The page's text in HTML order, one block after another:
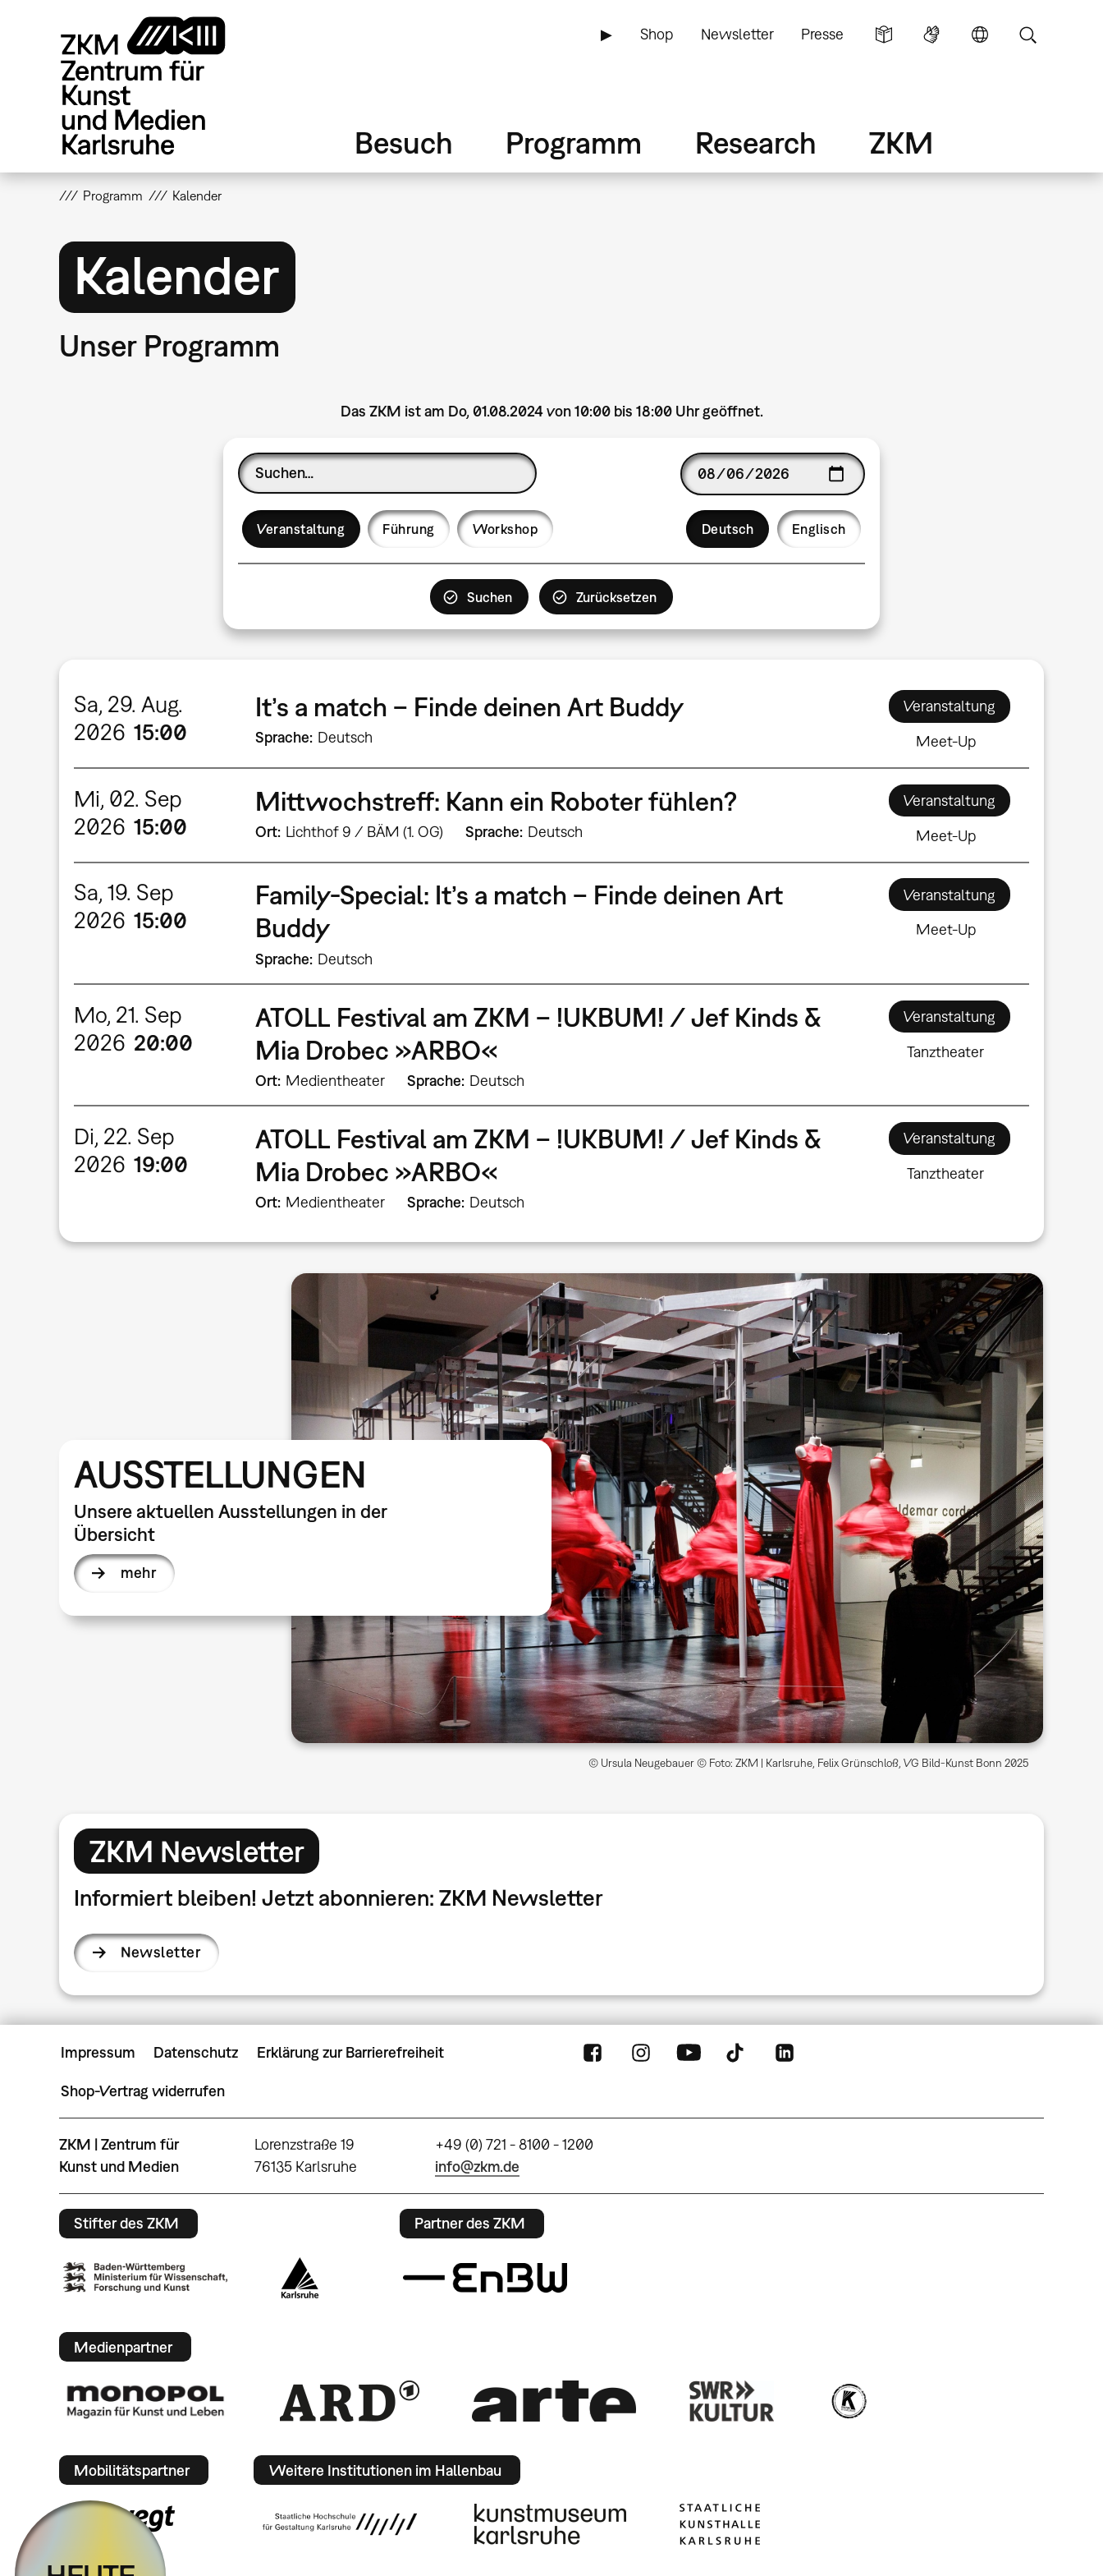
▶ Shop Newsletter Presse
Besuch Programm Research ZKM
Programm Kalender
Kalender
Unser Programm
Das ZKM ist am Do, 01.08.2024 von 10:00 bis 18:00 Uhr geöffnet.
Date
Veranstaltung Führung Workshop Language
Deutsch Englisch
Sa, 29. Aug.
2026 15:00
It’s a match – Finde deinen Art Buddy
Sprache Deutsch
Veranstaltung
Meet-Up
Mi, 02. Sep
2026 15:00
Mittwochstreff: Kann ein Roboter fühlen?
Ort Lichthof 9 / BÄM (1. OG) Sprache Deutsch
Veranstaltung
Meet-Up
Sa, 19. Sep
2026 15:00
Family-Special: It’s a match – Finde deinen Art
Buddy
Sprache Deutsch
Veranstaltung
Meet-Up
Mo, 21. Sep
2026 20:00
ATOLL Festival am ZKM – !UKBUM! / Jef Kinds &
Mia Drobec »ARBO«
Ort Medientheater Sprache Deutsch
Veranstaltung
Tanztheater
Di, 22. Sep
2026 19:00
ATOLL Festival am ZKM – !UKBUM! / Jef Kinds &
Mia Drobec »ARBO«
Ort Medientheater Sprache Deutsch
Veranstaltung
Tanztheater
AUSSTELLUNGEN
Unsere aktuellen Ausstellungen in der
Übersicht
mehr
© Ursula Neugebauer © Foto: ZKM | Karlsruhe, Felix Grünschloß, VG Bild-Kunst Bonn 2025
ZKM Newsletter
Informiert bleiben! Jetzt abonnieren: ZKM Newsletter
Newsletter
Impressum Datenschutz Erklärung zur Barrierefreiheit
Shop-Vertrag widerrufen
ZKM | Zentrum für
Kunst und Medien
Lorenzstraße 19
76135 Karlsruhe
+49 (0) 721 - 8100 - 1200
info@zkm.de
Stifter des ZKM Partner des ZKM
Medienpartner
Mobilitätspartner Weitere Institutionen im Hallenbau